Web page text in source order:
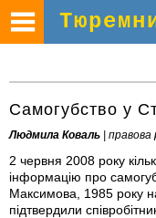
Самогубство у
Людмила Коваль | правова
2 червня 2008 року
інформацію про
Максимова, 1985 року
підтвердили